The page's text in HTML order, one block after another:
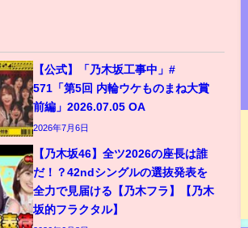
【公式】「乃木坂工事中」#
571「第5回 内輪ウケものまね大賞
前編」2026.07.05 OA
2026年7月6日
【乃木坂46】全ツ2026の座長は誰
だ！？42ndシングルの選抜発表を
全力で見届ける【乃木フラ】【乃木
坂的フラクタル】